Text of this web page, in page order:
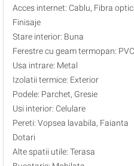
Acces internet: Cablu, Fibra
Finisaje
Stare interior: Buna
Ferestre cu geam termopan: PVC
Usa intrare: Metal
Izolatii termice: Exterior
Podele: Parchet, Gresie
Usi interior: Celulare
Pereti: Vopsea lavabila, Faianta
Dotari
Alte spatii utile: Terasa